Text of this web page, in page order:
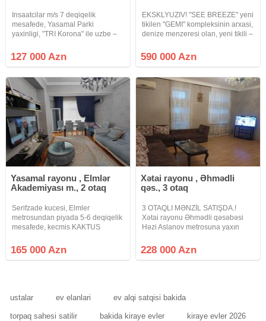
Insaatcilar m/s 7 deqiqelik
mesafede, Yasamal Parki
yaxinligi, "TRI Korona" ile uzbe –
30 kv m olan 1 otaqli menzil satilir.
Mertebe 5/3, orta blok, orta temir,
127 000 Azn
EKSKLYUZIV! "SEE BREEZE" yeni
tikilen "GEMI" kompleksinin arxasi,
denize menzeresi olan, yeni tikili –
sahesi 120 kv m olan 2 otaqli
menzil satilir. Menzil ozu 75 kv m +
590 000 Azn
Yasamal rayonu , Elmlər
Akademiyası m., 2 otaq
Serifzade kucesi, Elmler
metrosundan piyada 5-6 deqiqelik
mesafede, kecmis KAKTUS
binada umumi sahesi 55 kv m
olan 1 otaqdan 2 otaga duzelme
165 000 Azn
Xətai rayonu , Əhmədli
qəs., 3 otaq
3 OTAQLI MƏNZİL SATIŞDA.!
Xətai rayonu Əhmədli qəsəbəsi
Həzi Aslanov metrosuna yaxın
binanın 7 ci mərtəbəsində ümumi
sahəsi 104 kv.m olan 3 otaqlı
228 000 Azn
ustalar ev elanlari ev alqi satqisi bakida
torpaq sahesi satilir bakida kiraye evler kiraye evler 2026